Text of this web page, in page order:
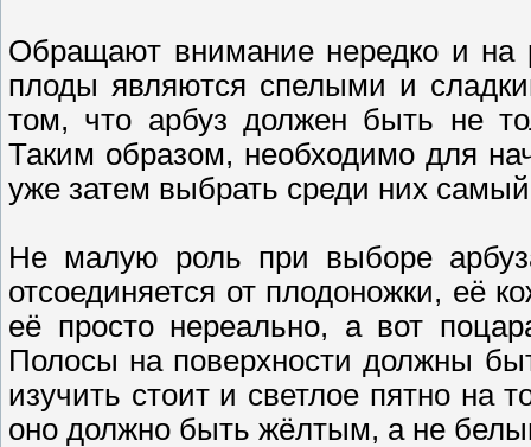
Обращают внимание нередко и на
плоды являются спелыми и
том, что арбуз должен быть не
Таким образом, необходимо для
уже затем выбрать среди них самый
Не малую роль при выборе
отсоединяется от плодоножки, её
её просто нереально, а вот
Полосы на поверхности должны
изучить стоит и светлое пятно на
оно должно быть жёлтым, а не